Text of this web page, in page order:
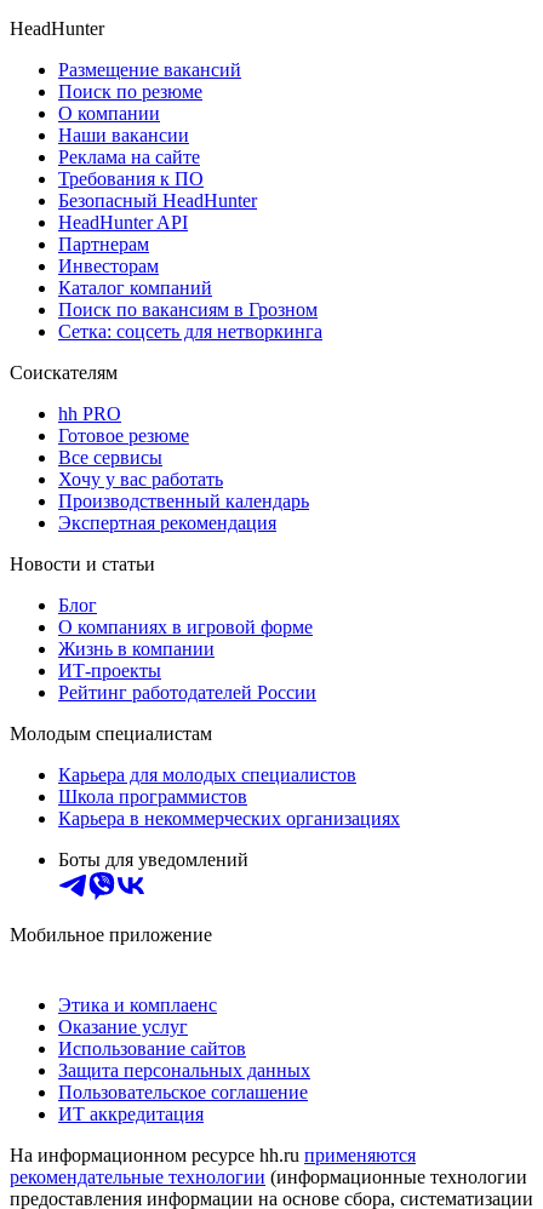
HeadHunter
Размещение вакансий
Поиск по резюме
О компании
Наши вакансии
Реклама на сайте
Требования к ПО
Безопасный HeadHunter
HeadHunter API
Партнерам
Инвесторам
Каталог компаний
Поиск по вакансиям в Грозном
Сетка: соцсеть для нетворкинга
Соискателям
hh PRO
Готовое резюме
Все сервисы
Хочу у вас работать
Производственный календарь
Экспертная рекомендация
Новости и статьи
Блог
О компаниях в игровой форме
Жизнь в компании
ИТ-проекты
Рейтинг работодателей России
Молодым специалистам
Карьера для молодых специалистов
Школа программистов
Карьера в некоммерческих организациях
Боты для уведомлений
Мобильное приложение
Этика и комплаенс
Оказание услуг
Использование сайтов
Защита персональных данных
Пользовательское соглашение
ИТ аккредитация
На информационном ресурсе hh.ru применяются
рекомендательные технологии (информационные технологии
предоставления информации на основе сбора, систематизации